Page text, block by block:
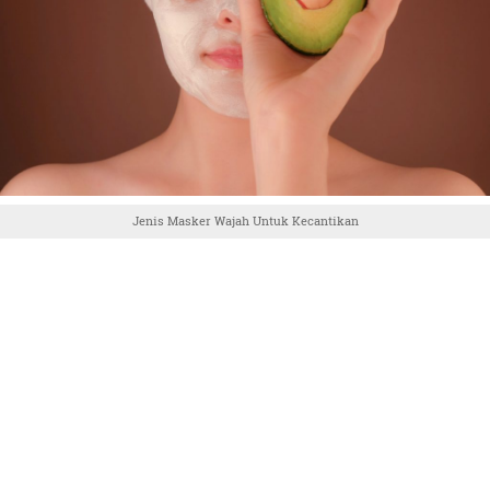
Jenis Masker Wajah Untuk Kecantikan